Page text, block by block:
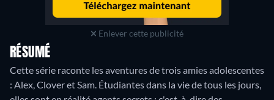
Enlever cette publicité
RÉSUMÉ
Cette série raconte les aventures de trois amies adolescentes
: Alex, Clover et Sam. Étudiantes dans la vie de tous les jours,